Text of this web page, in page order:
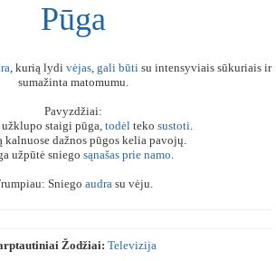
Pūga
, kurią lydi vėjas, gali būtisu intensyviais sūkuriais ir
sumažinta matomumu.
Pavyzdžiai:
staigi pūga,todėlteko sustoti.
kalnuose dažnos pūgos kelia pavojų.
užpūtė sniego sąnašas prie namo.
Sniego audra su vėju.
Žodžiai: Televizija